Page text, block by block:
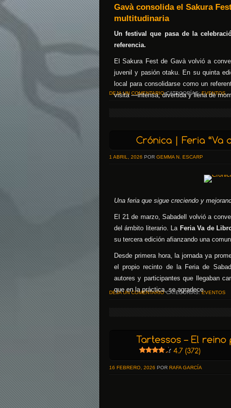
Gavà consolida el Sakura
multitudinaria
Un festival que pasa de la
referencia.
El Sakura Fest de Gavà volvió a
juvenil y pasión otaku. En su quinta
local para consolidarse como un
visita —intensa, divertida y llena de
DEJA UN COMENTARIO CATEGORÍAS: EVENTOS
1 ABRIL, 2026 POR GEMMA N. ESCARP
Una feria que sigue creciendo y
El 21 de marzo, Sabadell volvió a
del ámbito literario. La Feria Va de
su tercera edición afianzando una
Desde primera hora, la jornada ya
el propio recinto de la Feria de
autores y participantes que llegaban
que en la práctica, se agradece.
DEJA UN COMENTARIO CATEGORÍAS: EVENTOS
16 FEBRERO, 2026 POR RAFA GARCÍA